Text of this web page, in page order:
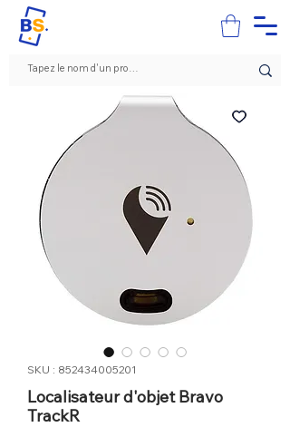
SKU : 852434005201
Localisateur d'objet Bravo
TrackR